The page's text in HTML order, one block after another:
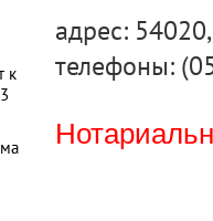
к
адрес:
телефоны: